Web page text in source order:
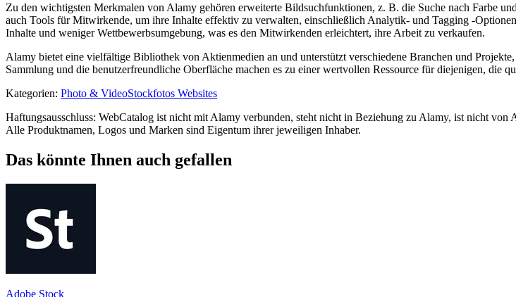
Zu den wichtigsten Merkmalen von Alamy gehören erweiterte Bildsuchfunktionen, z. B. die Suche nach Farbe
auch Tools für Mitwirkende, um ihre Inhalte effektiv zu verwalten, einschließlich Analytik- und Tagging -
Inhalte und weniger Wettbewerbsumgebung, was es den Mitwirkenden erleichtert, ihre Arbeit zu verkaufen.
Alamy bietet eine vielfältige Bibliothek von Aktienmedien an und unterstützt verschiedene Branchen und
Sammlung und die benutzerfreundliche Oberfläche machen es zu einer wertvollen Ressource für diejenigen, die
Kategorien: Photo & VideoStockfotos Websites
Haftungsausschluss: WebCatalog ist nicht mit Alamy verbunden, steht nicht in Beziehung zu Alamy, ist nicht
Alle Produktnamen, Logos und Marken sind Eigentum ihrer jeweiligen Inhaber.
Das könnte Ihnen auch gefallen
Adobe Stock